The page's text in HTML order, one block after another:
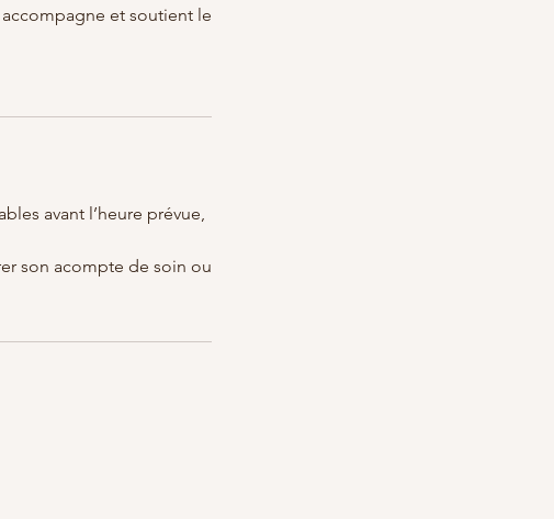
et soutient le
avant l’heure prévue,
son acompte de soin ou